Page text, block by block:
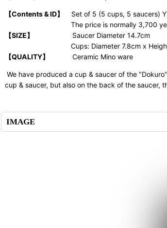
【Contents & ID】
Set of 5 (5 cups, 5 saucers)
The price is normally 3,700 yen per
【SIZE】
Saucer Diameter 14.7cm
Cups: Diameter 7.8cm x Height
【QUALITY】
Ceramic Mino ware
We have produced a cup & saucer of the
cup & saucer, but also on the back of the saucer,
IMAGE